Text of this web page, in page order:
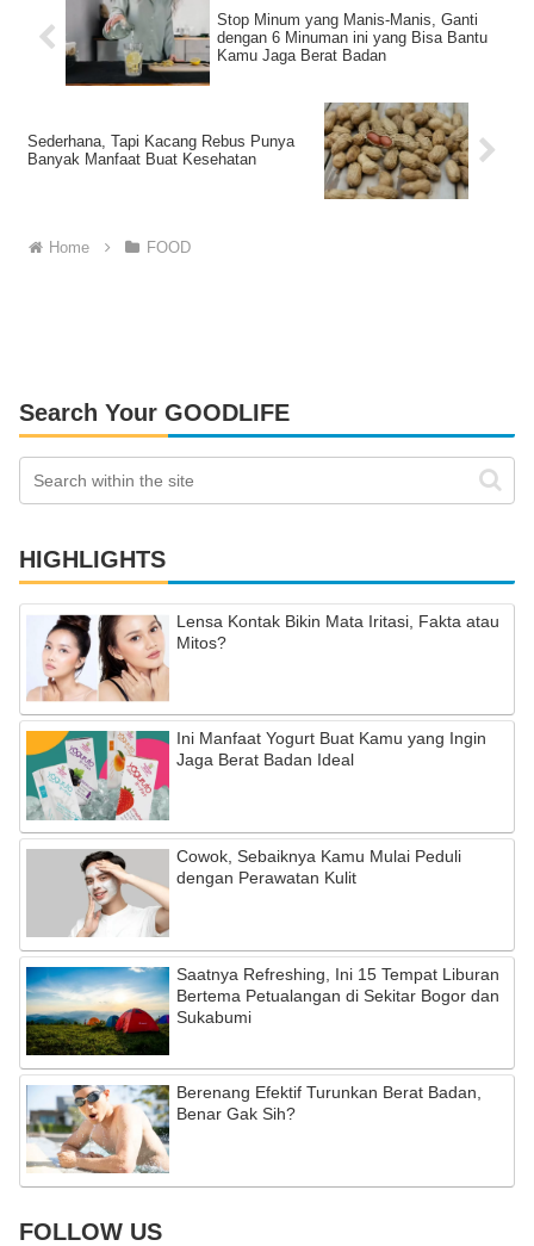
Stop Minum yang Manis-Manis, Ganti
dengan 6 Minuman ini yang Bisa Bantu
Kamu Jaga Berat Badan
Sederhana, Tapi Kacang Rebus Punya
Banyak Manfaat Buat Kesehatan
Home FOOD
Search Your GOODLIFE
HIGHLIGHTS
Lensa Kontak Bikin Mata Iritasi, Fakta atau
Mitos?
Ini Manfaat Yogurt Buat Kamu yang Ingin
Jaga Berat Badan Ideal
Cowok, Sebaiknya Kamu Mulai Peduli
dengan Perawatan Kulit
Saatnya Refreshing, Ini 15 Tempat Liburan
Bertema Petualangan di Sekitar Bogor dan
Sukabumi
Berenang Efektif Turunkan Berat Badan,
Benar Gak Sih?
FOLLOW US